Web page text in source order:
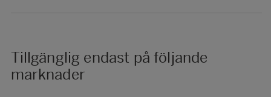
Tillgänglig endast på följande
marknader